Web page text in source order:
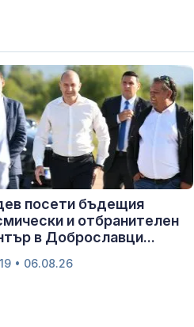
посети бъдещия
и отбранителен
в Доброславци...
• 06.08.26